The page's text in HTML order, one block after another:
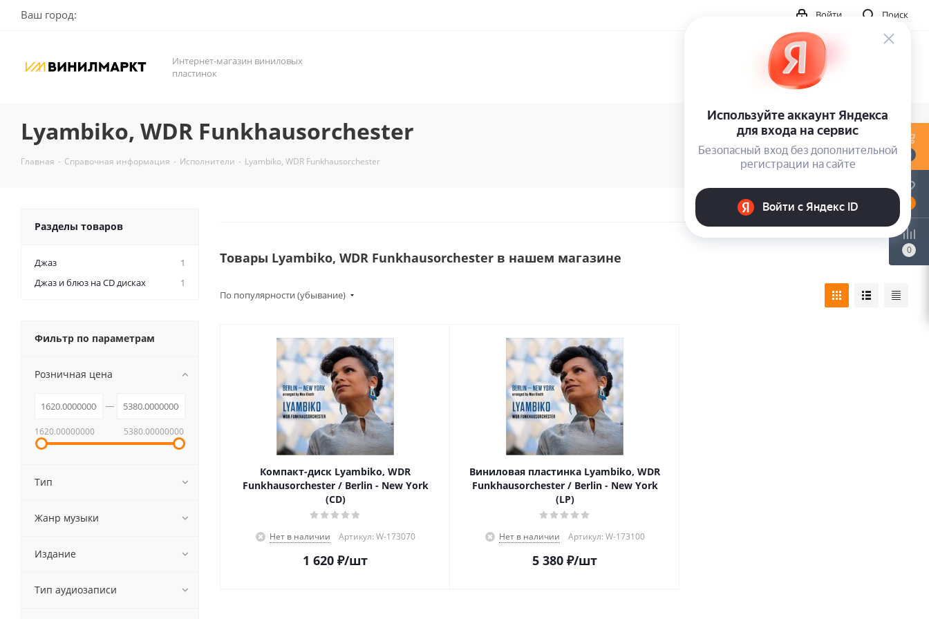
Ваш город: Поиск
Войти
Интернет-магазин виниловых
пластинок
Lyambiko, WDR Funkhausorchester
Главная - Справочная информация - Исполнители - Lyambiko, WDR Funkhausorchester
Товары Lyambiko, WDR Funkhausorchester в нашем магазине
По популярности (убывание)
Компакт-диск Lyambiko, WDR
Funkhausorchester / Berlin - New York
(CD)
Нет в наличии Артикул: W-173070
1 620 ₽/шт
Виниловая пластинка Lyambiko, WDR
Funkhausorchester / Berlin - New York
(LP)
Нет в наличии Артикул: W-173100
5 380 ₽/шт
Разделы товаров
Джаз
1
Джаз и блюз на CD дисках
1
Фильтр по параметрам
Розничная цена
1620.00000000 5380.00000000
Тип
Жанр музыки
Издание
Тип аудиозаписи
0
0
0